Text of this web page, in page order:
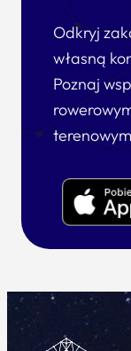
Odkryj
własną
Poznaj